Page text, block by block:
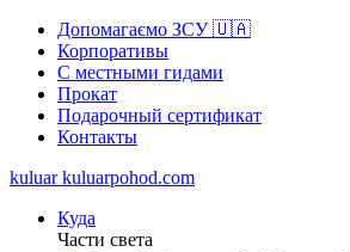
Допомагаємо ЗСУ 🇺🇦
Корпоративы
С местными гидами
Прокат
Подарочный сертификат
Контакты
kuluar kuluarpohod.com
Куда
Части света